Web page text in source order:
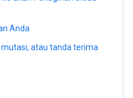
Anda
atau tanda terima